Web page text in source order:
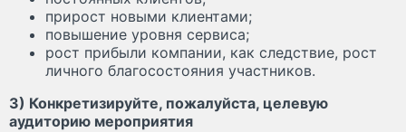
прирост новыми клиентами;
повышение уровня сервиса;
рост прибыли компании, как следствие, рост
личного благосостояния участников.
3) Конкретизируйте, пожалуйста, целевую
аудиторию мероприятия